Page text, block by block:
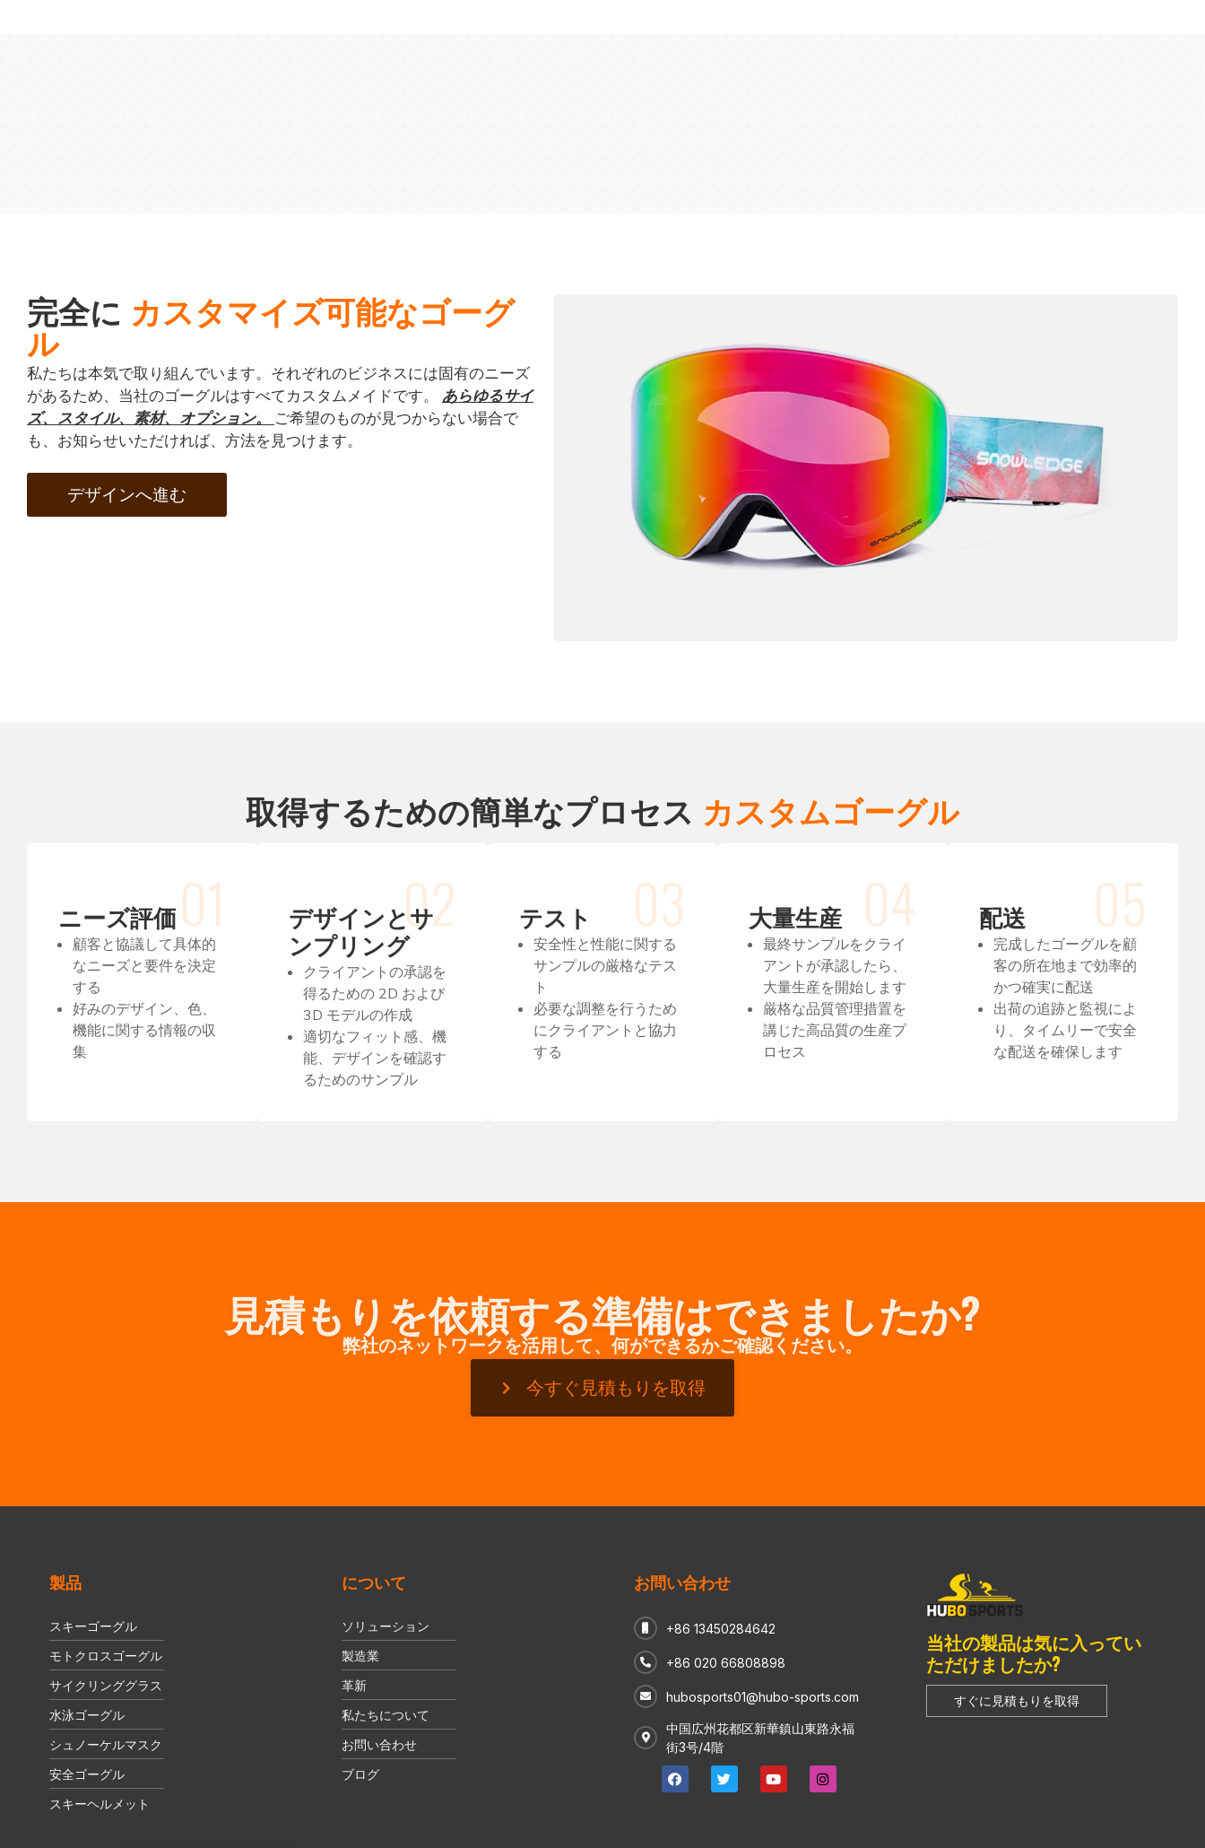
完全に カスタマイズ可能なゴーグ
ル
私たちは本気で取り組んでいます。それぞれのビジネスには固有のニーズ
があるため、当社のゴーグルはすべてカスタムメイドです。 あらゆるサイ
ズ、スタイル、素材、オプション。
ご希望のものが見つからない場合で
も、お知らせいただければ、方法を見つけます。
デザインへ進む
取得するための簡単なプロセス カスタムゴーグル
01
ニーズ評価
顧客と協議して具体的
なニーズと要件を決定
する
好みのデザイン、色、
機能に関する情報の収
集
02
デザインとサ
ンプリング
クライアントの承認を
得るための 2D および
3D モデルの作成
適切なフィット感、機
能、デザインを確認す
るためのサンプル
03
テスト
安全性と性能に関する
サンプルの厳格なテス
ト
必要な調整を行うため
にクライアントと協力
する
04
大量生産
最終サンプルをクライ
アントが承認したら、
大量生産を開始します
厳格な品質管理措置を
講じた高品質の生産プ
ロセス
05
配送
完成したゴーグルを顧
客の所在地まで効率的
かつ確実に配送
出荷の追跡と監視によ
り、タイムリーで安全
な配送を確保します
見積もりを依頼する準備はできましたか?
弊社のネットワークを活用して、何ができるかご確認ください。
今すぐ見積もりを取得
製品
スキーゴーグル
モトクロスゴーグル
サイクリンググラス
水泳ゴーグル
シュノーケルマスク
安全ゴーグル
スキーヘルメット
について
ソリューション
製造業
革新
私たちについて
お問い合わせ
ブログ
お問い合わせ
+86 13450284642
+86 020 66808898
hubosports01@hubo-sports.com
中国広州花都区新華鎮山東路永福
街3号/4階
当社の製品は気に入ってい
ただけましたか?
すぐに見積もりを取得